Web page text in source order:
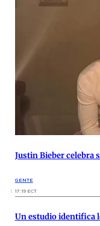
Justin Bieber celebra
GENTE
17:19 ECT
Un estudio identifica